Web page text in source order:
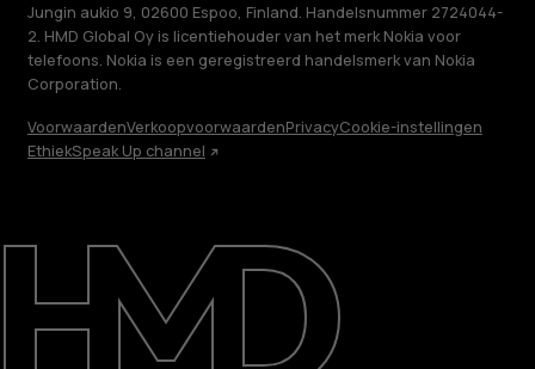
Herstellen, hergebruiken, recyclen
Duurzaamheid
Klantenservice
Netherlands
Jungin aukio 9, 02600 Espoo, Finland. Handelsnummer 2724044-
2. HMD Global Oy is licentiehouder van het merk Nokia voor
telefoons. Nokia is een geregistreerd handelsmerk van Nokia
Corporation.
VoorwaardenVerkoopvoorwaardenPrivacyCookie-instellingen
EthiekSpeak Up channel